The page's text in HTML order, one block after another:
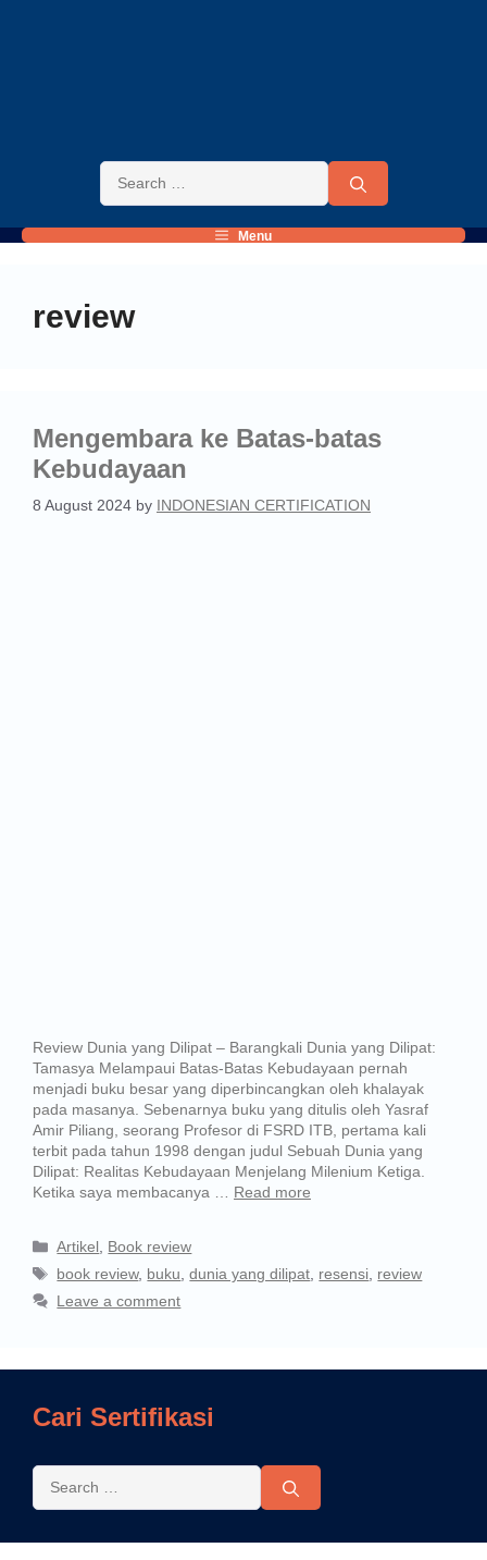
Menu
review
Mengembara ke Batas-batas
Kebudayaan
8 August 2024 by INDONESIAN CERTIFICATION
Review Dunia yang Dilipat – Barangkali Dunia yang Dilipat:
Tamasya Melampaui Batas-Batas Kebudayaan pernah
menjadi buku besar yang diperbincangkan oleh khalayak
pada masanya. Sebenarnya buku yang ditulis oleh Yasraf
Amir Piliang, seorang Profesor di FSRD ITB, pertama kali
terbit pada tahun 1998 dengan judul Sebuah Dunia yang
Dilipat: Realitas Kebudayaan Menjelang Milenium Ketiga.
Ketika saya membacanya … Read more
Artikel Book review
book review, buku ,dunia yang dilipat resensi review
Leave a comment
Cari Sertifikasi